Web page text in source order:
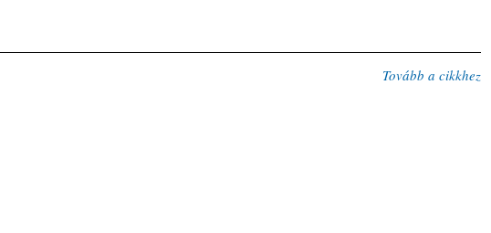
Tovább a cikkhez